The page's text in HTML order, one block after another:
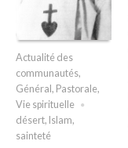
Actualité des
communautés,
Général , Pastorale,
Vie spirituelle
désert, Islam,
sainteté